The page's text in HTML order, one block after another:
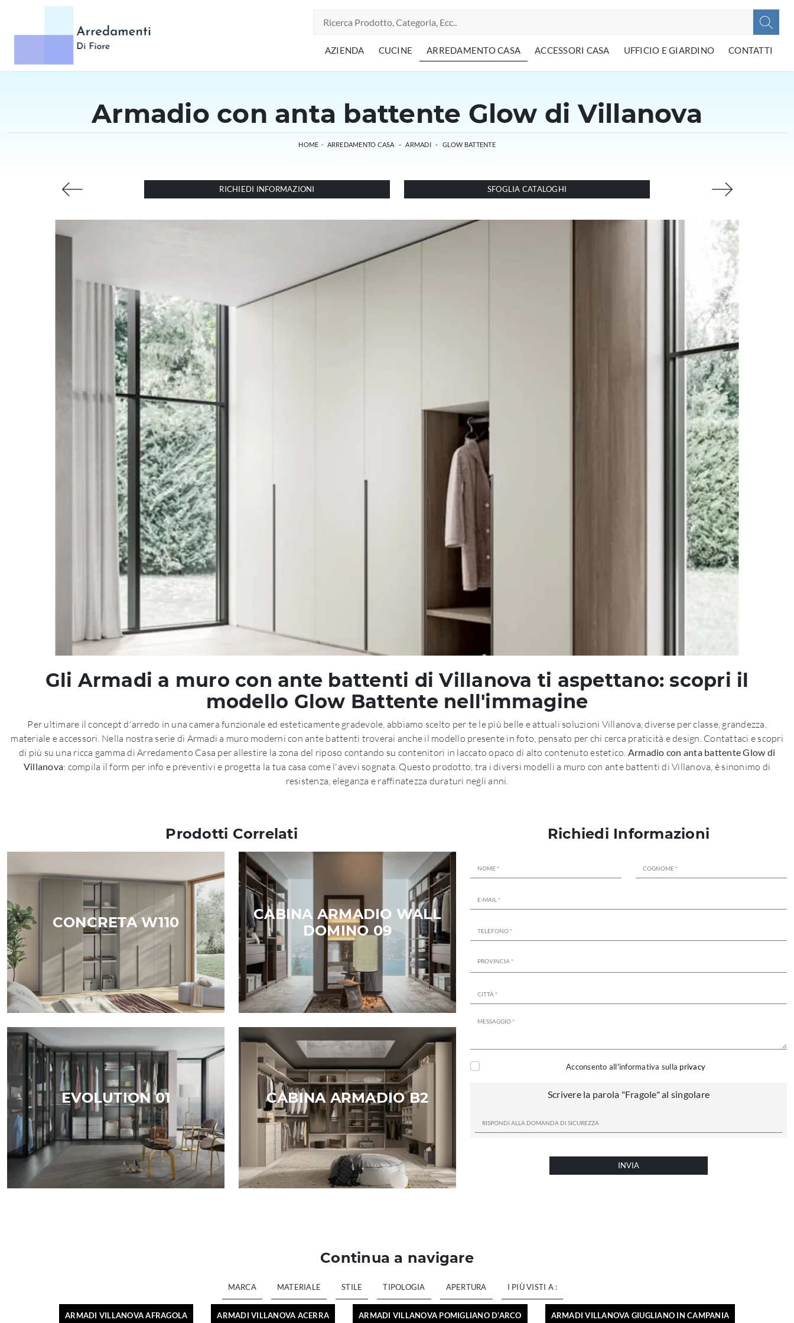
AZIENDA CUCINE ARREDAMENTO CASA ACCESSORI CASA UFFICIO E GIARDINO CONTATTI
Armadio con anta battente Glow di Villanova
HOME - ARREDAMENTO CASA - ARMADI - GLOW BATTENTE
RICHIEDI INFORMAZIONI SFOGLIA CATALOGHI
Gli Armadi a muro con ante battenti di Villanova ti aspettano: scopri il
modello Glow Battente nell'immagine
Per ultimare il concept d'arredo in una camera funzionale ed esteticamente gradevole, abbiamo scelto per te le più belle e attuali soluzioni Villanova, diverse per classe, grandezza,
materiale e accessori. Nella nostra serie di Armadi a muro moderni con ante battenti troverai anche il modello presente in foto, pensato per chi cerca praticità e design. Contattaci e scopri
di più su una ricca gamma di Arredamento Casa per allestire la zona del riposo contando su contenitori in laccato opaco di alto contenuto estetico. Armadio con anta battente Glow di
Villanova: compila il form per info e preventivi e progetta la tua casa come l'avevi sognata. Questo prodotto, tra i diversi modelli a muro con ante battenti di Villanova, è sinonimo di
resistenza, eleganza e raffinatezza duraturi negli anni.
Prodotti Correlati
CONCRETA W110
CABINA ARMADIO WALL
DOMINO 09
EVOLUTION 01 CABINA ARMADIO B2
Richiedi Informazioni
Acconsento all'informativa sulla privacy
Scrivere la parola "Fragole" al singolare
INVIA
Continua a navigare
MARCA MATERIALE STILE TIPOLOGIA APERTURA I PIÙ VISTI A :
ARMADI VILLANOVA AFRAGOLA ARMADI VILLANOVA ACERRA ARMADI VILLANOVA POMIGLIANO D'ARCO ARMADI VILLANOVA GIUGLIANO IN CAMPANIA